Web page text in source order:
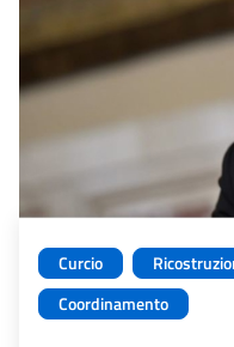
Curcio
Coordinamento